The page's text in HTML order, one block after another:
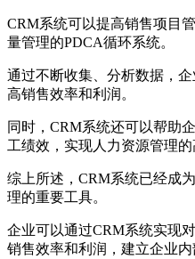
CRM系统可以提高销售项目
量管理的PDCA循环系统。
通过不断收集、分析数据，
高销售效率和利润。
同时，CRM系统还可以帮助
工绩效，实现人力资源管理的
综上所述，CRM系统已经成
理的重要工具。
企业可以通过CRM系统实现
销售效率和利润，建立企业